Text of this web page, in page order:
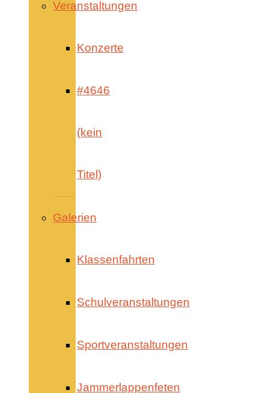
Veranstaltungen
Konzerte
#4646
(kein
Titel)
Galerien
Klassenfahrten
Schulveranstaltungen
Sportveranstaltungen
Jammerlappenfeten